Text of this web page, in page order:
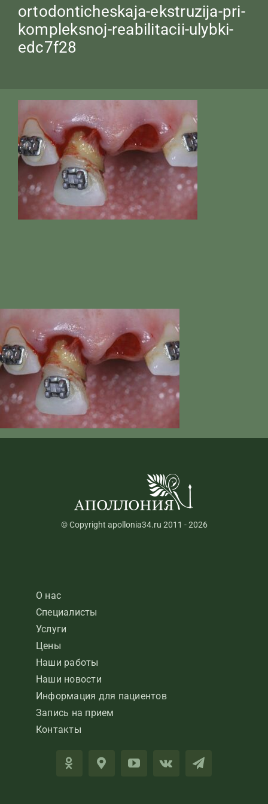
ortodonticheskaja-ekstruzija-pri-
kompleksnoj-reabilitacii-ulybki-
edc7f28
© Copyright apollonia34.ru 2011 - 2026
О нас
Специалисты
Услуги
Цены
Наши работы
Наши новости
Информация для пациентов
Запись на прием
Контакты